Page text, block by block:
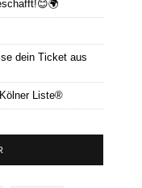
dein Ticket aus
Liste®